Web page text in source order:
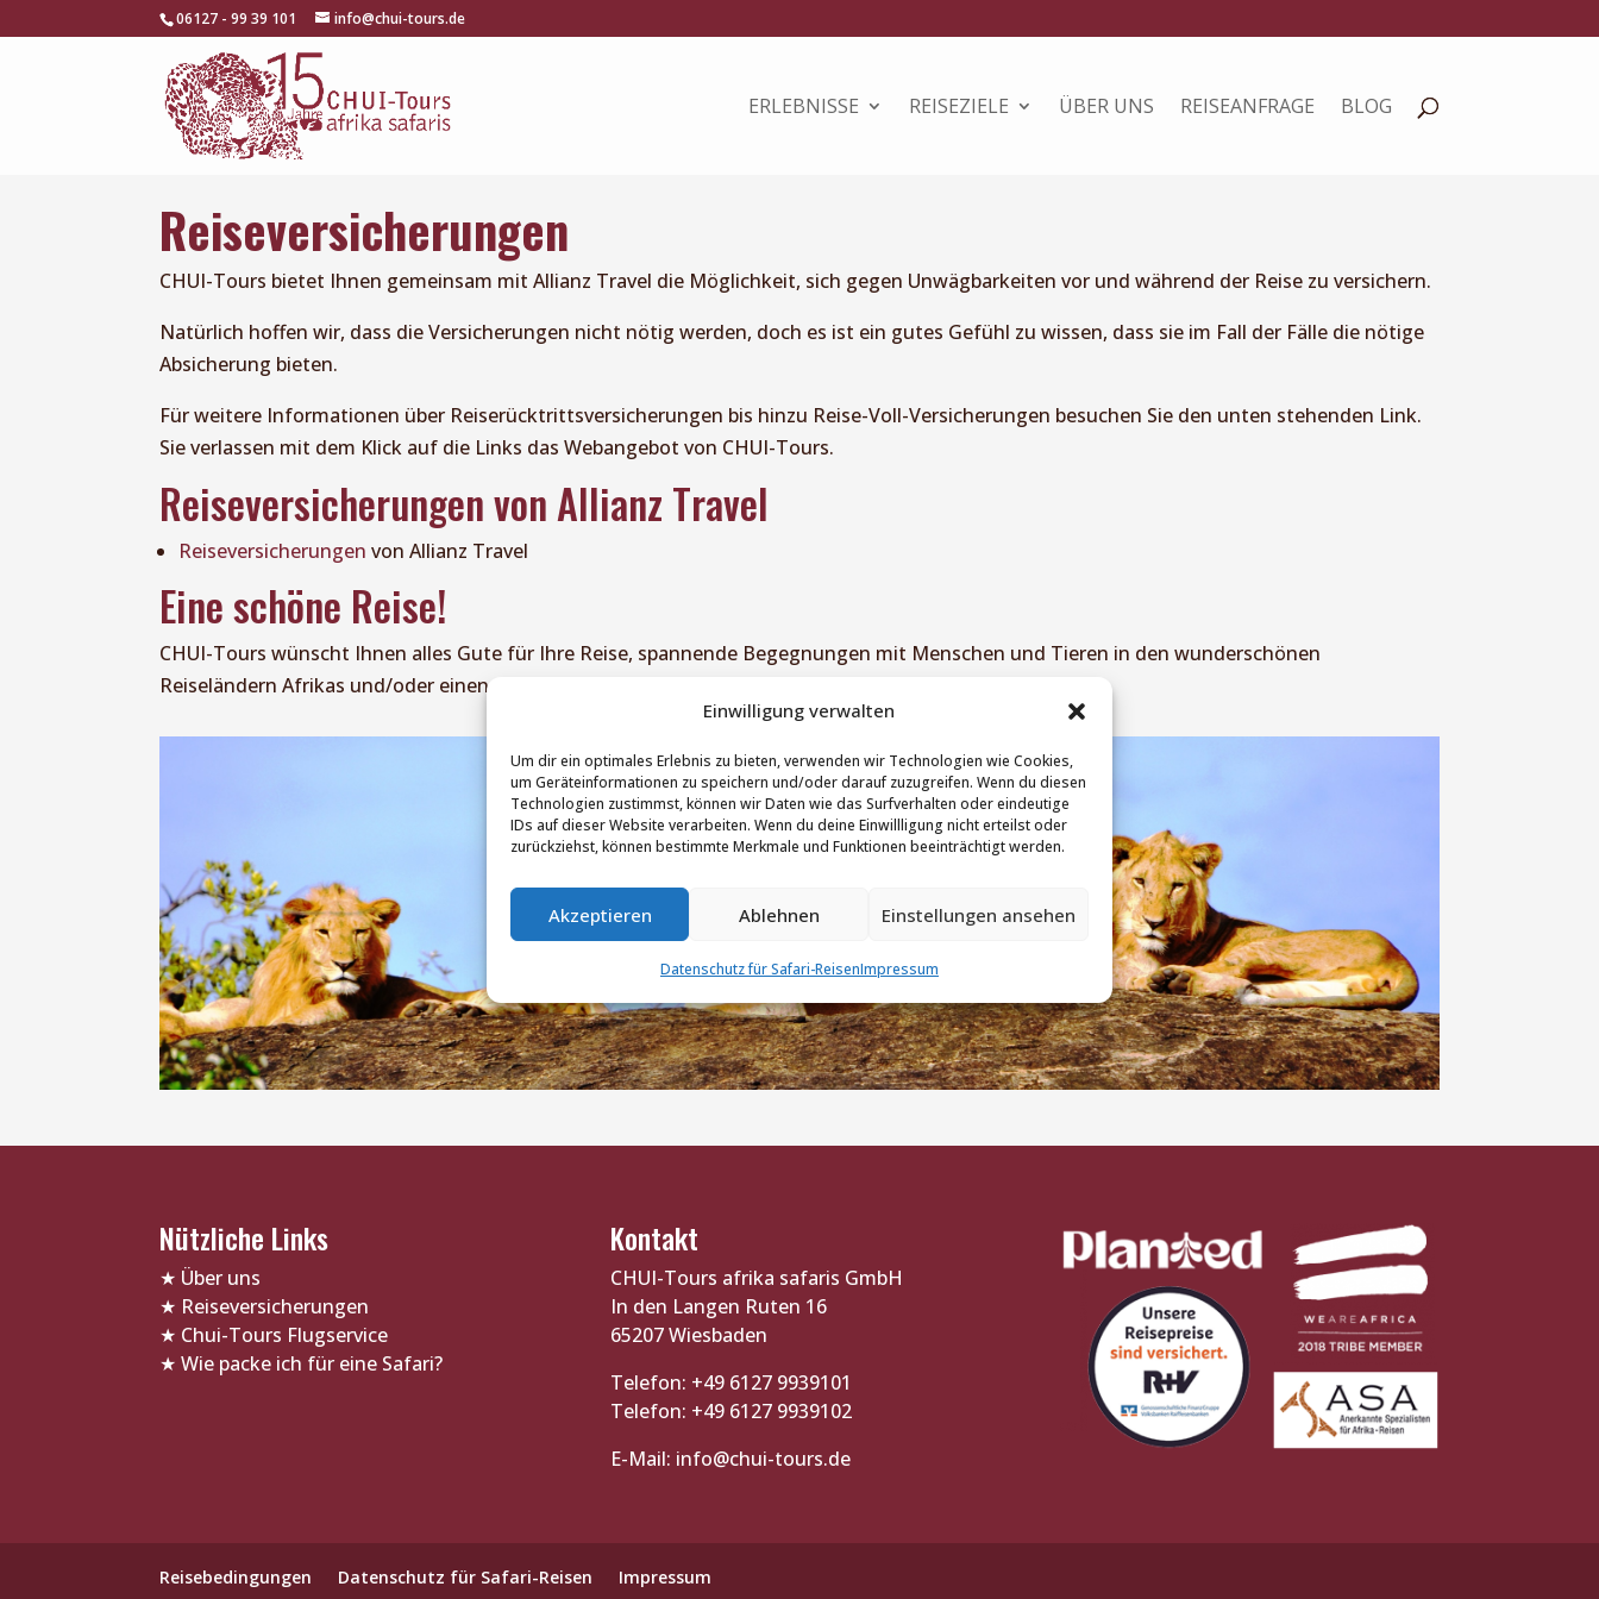
Einwilligung verwalten
Um dir ein optimales Erlebnis zu bieten, verwenden wir Technologien wie Cookies,
um Geräteinformationen zu speichern und/oder darauf zuzugreifen. Wenn du diesen
Technologien zustimmst, können wir Daten wie das Surfverhalten oder eindeutige
IDs auf dieser Website verarbeiten. Wenn du deine Einwillligung nicht erteilst oder
zurückziehst, können bestimmte Merkmale und Funktionen beeinträchtigt werden.
Akzeptieren Ablehnen Einstellungen ansehen
Datenschutz für Safari-ReisenImpressum
06127 - 99 39 101 info@chui-tours.de
ERLEBNISSE REISEZIELE ÜBER UNS REISEANFRAGE BLOG
Reiseversicherungen
CHUI-Tours bietet Ihnen gemeinsam mit Allianz Travel die Möglichkeit, sich gegen Unwägbarkeiten vor und während der Reise zu versichern.
Natürlich hoffen wir, dass die Versicherungen nicht nötig werden, doch es ist ein gutes Gefühl zu wissen, dass sie im Fall der Fälle die nötige
Absicherung bieten.
Für weitere Informationen über Reiserücktrittsversicherungen bis hinzu Reise-Voll-Versicherungen besuchen Sie den unten stehenden Link.
Sie verlassen mit dem Klick auf die Links das Webangebot von CHUI-Tours.
Reiseversicherungen von Allianz Travel
Reiseversicherungen von Allianz Travel
Eine schöne Reise!
CHUI-Tours wünscht Ihnen alles Gute für Ihre Reise, spannende Begegnungen mit Menschen und Tieren in den wunderschönen
Reiseländern Afrikas und/oder einen erholsamen
Nützliche Links
★ Über uns
★ Reiseversicherungen
★ Chui-Tours Flugservice
★Wie packe ich für eine Safari?
Kontakt
CHUI-Tours afrika safaris GmbH
In den Langen Ruten 16
65207 Wiesbaden
Telefon: +49 6127 9939101
Telefon: +49 6127 9939102
E-Mail: info@chui-tours.de
Reisebedingungen Datenschutz für Safari-Reisen Impressum